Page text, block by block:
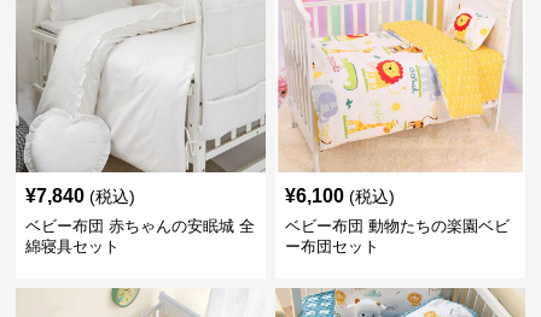
¥7,840 (税込)
ベビー布団 赤ちゃんの安眠城 全
綿寝具セット
¥6,100 (税込)
ベビー布団 動物たちの楽園ベビ
ー布団セット